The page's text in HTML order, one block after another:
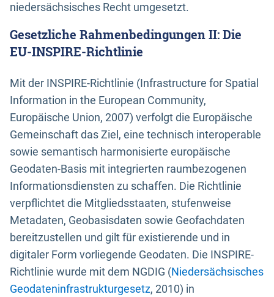
niedersächsisches Recht umgesetzt.
Gesetzliche Rahmenbedingungen II: Die
EU-INSPIRE-Richtlinie
Mit der INSPIRE-Richtlinie (Infrastructure for Spatial
Information in the European Community,
Europäische Union, 2007) verfolgt die Europäische
Gemeinschaft das Ziel, eine technisch interoperable
sowie semantisch harmonisierte europäische
Geodaten-Basis mit integrierten raumbezogenen
Informationsdiensten zu schaffen. Die Richtlinie
verpflichtet die Mitgliedsstaaten, stufenweise
Metadaten, Geobasisdaten sowie Geofachdaten
bereitzustellen und gilt für existierende und in
digitaler Form vorliegende Geodaten. Die INSPIRE-
Richtlinie wurde mit dem NGDIG (Niedersächsisches
Geodateninfrastrukturgesetz, 2010) in